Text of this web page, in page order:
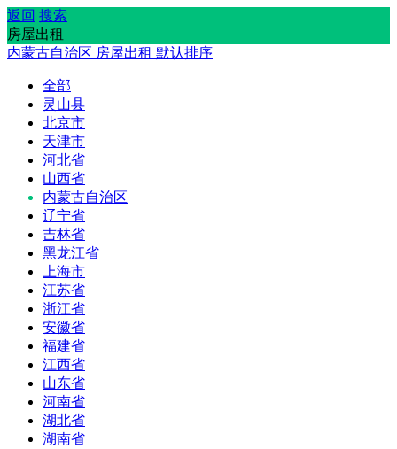
返回 搜索
房屋出租
内蒙古自治区 房屋出租 默认排序
全部
灵山县
北京市
天津市
河北省
山西省
内蒙古自治区
辽宁省
吉林省
黑龙江省
上海市
江苏省
浙江省
安徽省
福建省
江西省
山东省
河南省
湖北省
湖南省